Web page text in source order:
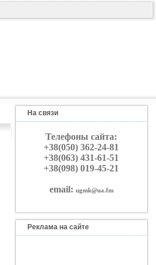
На связи
Телефоны сайта:
+38(050) 362-24-81
+38(063) 431-61-51
+38(098) 019-45-21
email: ugmk@ua.fm
Реклама на сайте